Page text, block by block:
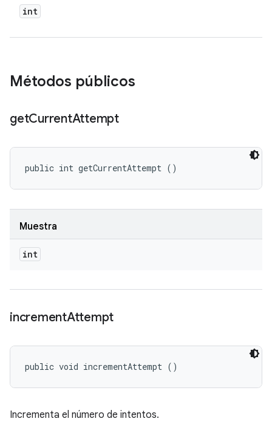
int
Métodos públicos
getCurrentAttempt
public int getCurrentAttempt ()
Muestra
int
incrementAttempt
public void incrementAttempt ()
Incrementa el número de intentos.